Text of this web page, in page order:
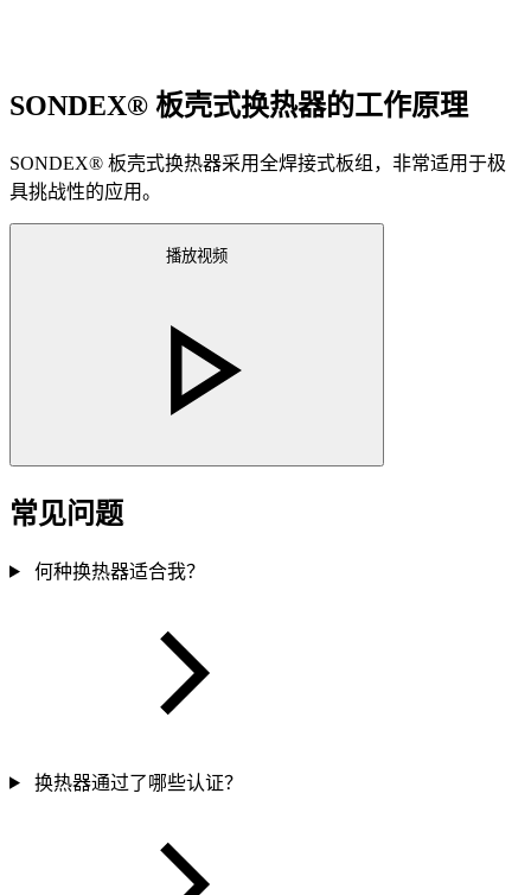
SONDEX® 板壳式换热器的工作原理
SONDEX® 板壳式换热器采用全焊接式板组，非常适用于极
具挑战性的应用。
播放视频
常见问题
何种换热器适合我？
换热器通过了哪些认证？